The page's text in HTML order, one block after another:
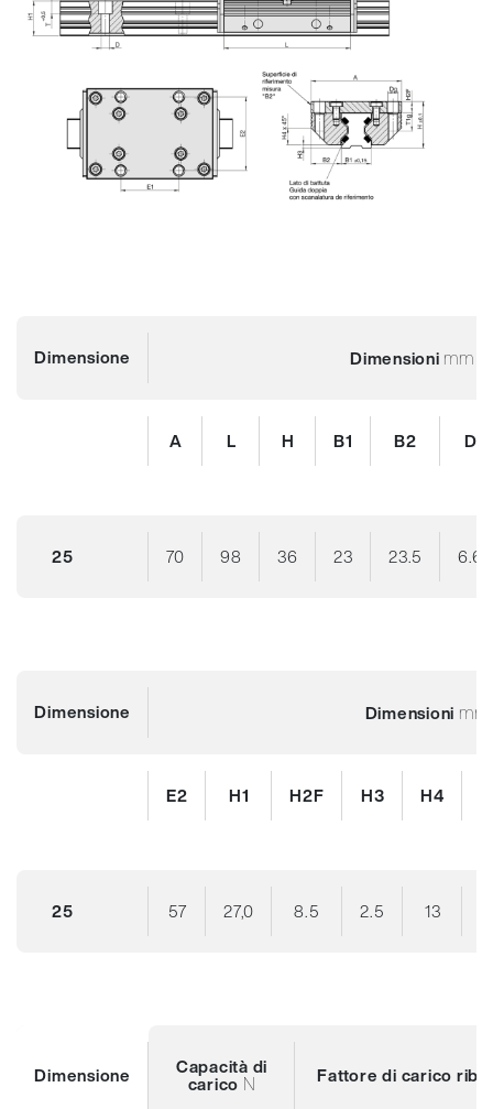
Dimensione Dimensioni mm
A L H B1 B2 D
25 70 98 36 23 23.5 6.6
Dimensione Dimensioni mm
E2 H1 H2F H3 H4
25 57 27,0 8.5 2.5 13
Dimensione Capacità di
carico N Fattore di carico